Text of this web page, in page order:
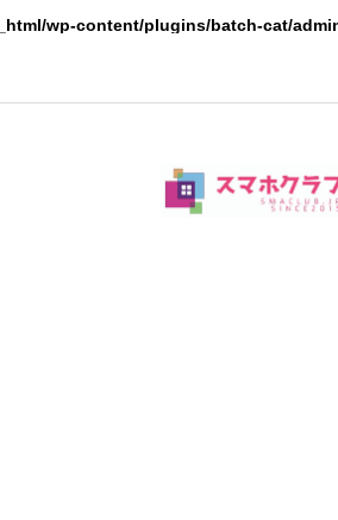
wp-content/plugins/batch-cat/